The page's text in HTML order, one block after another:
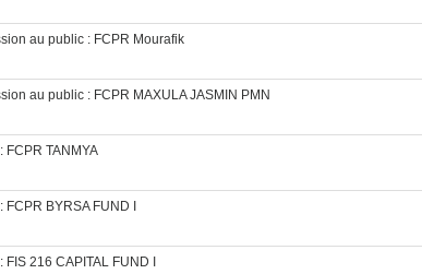
au public : FCPR Mourafik
au public : FCPR MAXULA JASMIN PMN
FCPR TANMYA
BYRSA FUND I
216 CAPITAL FUND I